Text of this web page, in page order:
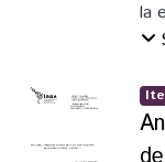
la